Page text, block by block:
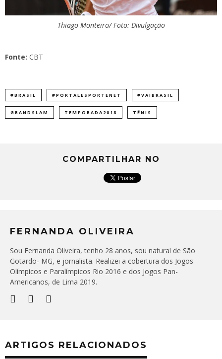
Thiago Monteiro/ Foto: Divulgação
Fonte: CBT
#BRASIL #PORTALESPORTENET #VAIBRASIL
GRANDSLAM TEMPORADA2018 TÊNIS
COMPARTILHAR NO
FERNANDA OLIVEIRA
Sou Fernanda Oliveira, tenho 28 anos, sou natural de São
Gotardo- MG, e jornalista. Realizei a cobertura dos Jogos
Olímpicos e Paralímpicos Rio 2016 e dos Jogos Pan-
Americanos, de Lima 2019.
ARTIGOS RELACIONADOS